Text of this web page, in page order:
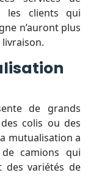
les clients qui
n’auront plus
de grands
colis ou des
mutualisation a
camions qui
des variétés de